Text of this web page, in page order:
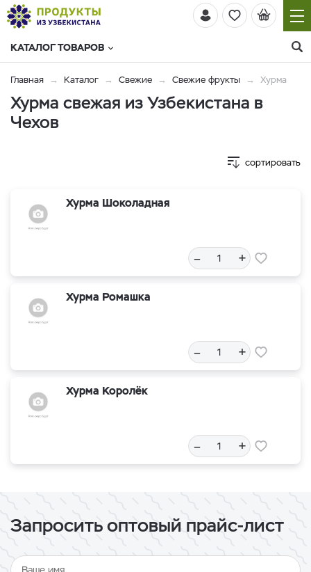
КАТАЛОГ ТОВАРОВ
Главная Каталог Свежие Свежие фрукты Хурма
Хурма свежая из Узбекистана в
Чехов
сортировать
Хурма Шоколадная
– +
Хурма Ромашка
– +
Хурма Королёк
– +
Запросить оптовый прайс-лист